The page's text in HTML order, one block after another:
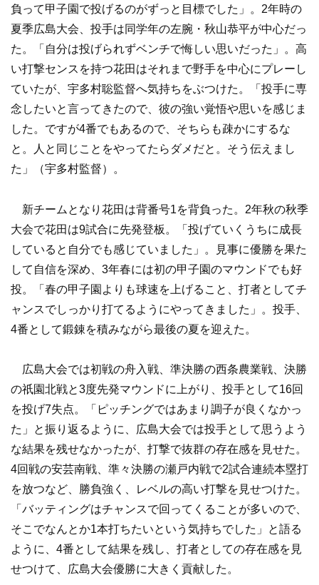
負って甲子園で投げるのがずっと目標でした」。2年時の
夏季広島大会、投手は同学年の左腕・秋山恭平が中心だっ
た。「自分は投げられずベンチで悔しい思いだった」。高
い打撃センスを持つ花田はそれまで野手を中心にプレーし
ていたが、宇多村聡監督へ気持ちをぶつけた。「投手に専
念したいと言ってきたので、彼の強い覚悟や思いを感じま
した。ですが4番でもあるので、そちらも疎かにするな
と。人と同じことをやってたらダメだと。そう伝えまし
た」（宇多村監督）。
新チームとなり花田は背番号1を背負った。2年秋の秋季
大会で花田は9試合に先発登板。「投げていくうちに成長
していると自分でも感じていました」。見事に優勝を果た
して自信を深め、3年春には初の甲子園のマウンドでも好
投。「春の甲子園よりも球速を上げること、打者としてチ
ャンスでしっかり打てるようにやってきました」。投手、
4番として鍛錬を積みながら最後の夏を迎えた。
広島大会では初戦の舟入戦、準決勝の西条農業戦、決勝
の祇園北戦と3度先発マウンドに上がり、投手として16回
を投げ7失点。「ピッチングではあまり調子が良くなかっ
た」と振り返るように、広島大会では投手として思うよう
な結果を残せなかったが、打撃で抜群の存在感を見せた。
4回戦の安芸南戦、準々決勝の瀬戸内戦で2試合連続本塁打
を放つなど、勝負強く、レベルの高い打撃を見せつけた。
「バッティングはチャンスで回ってくることが多いので、
そこでなんとか1本打ちたいという気持ちでした」と語る
ように、4番として結果を残し、打者としての存在感を見
せつけて、広島大会優勝に大きく貢献した。